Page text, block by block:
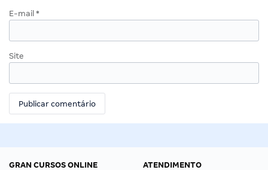
E-mail *
Site
GRAN CURSOS ONLINE
ATENDIMENTO